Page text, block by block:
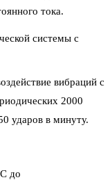
тока.
системы с
вибраций с
2000
ударов в минуту.
до